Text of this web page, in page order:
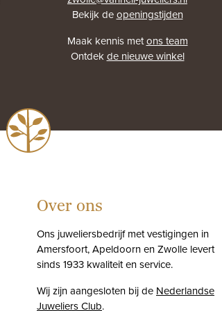
Bekijk deopeningstijden
Maak kennis metons team
Ontdekde nieuwe winkel
Over ons
Ons juweliersbedrijf met vestigingen in
Amersfoort, Apeldoorn en Zwolle levert
sinds 1933 kwaliteit en service.
Wij zijn aangesloten bij de Nederlandse
Juweliers Club.